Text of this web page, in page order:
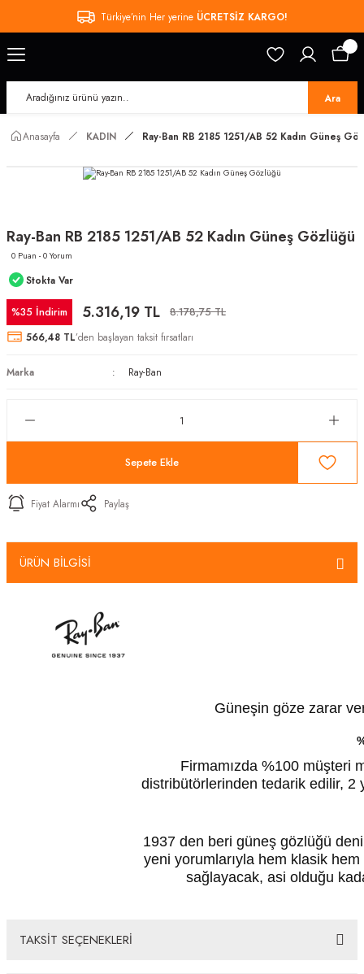
Türkiye’nin Her yerine ÜCRETSİZ KARGO!
Ara
Anasayfa KADIN Ray-Ban RB 2185 1251/AB 52 Kadın Güneş
Ray-Ban RB 2185 1251/AB 52 Kadın Güneş Gözlüğü
0 Puan - 0 Yorum
Stokta Var
%35 İndirim 5.316,19 TL 8.178,75 TL
566,48 TL’den başlayan taksit fırsatları
Marka Ray-Ban
Sepete Ekle
Fiyat Alarmı Paylaş
ÜRÜN BİLGİSİ
Güneşin göze zarar
Firmamızda %100 müşteri
distribütörlerinden tedarik edilir, 2
1937 den beri güneş gözlüğü
yeni yorumlarıyla hem klasik
sağlayacak, asi olduğu
TAKSİT SEÇENEKLERİ